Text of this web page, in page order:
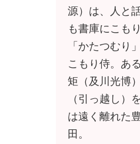
源）は、人と
も書庫にこも
「かたつむり
こもり侍。あ
矩（及川光博
（引っ越し）
は遠く離れた
田。